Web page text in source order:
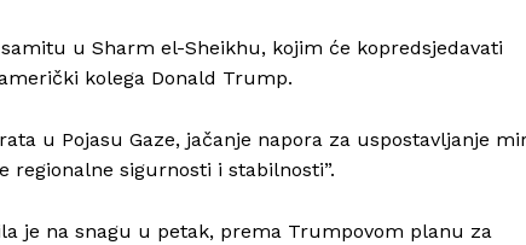
Impressum
u Sharm el-Sheikhu, kojim će kopredsjedavati
kolega Donald Trump.
u Pojasu Gaze, jačanje napora za uspostavljanje
regionalne sigurnosti i stabilnosti”.
je na snagu u petak, prema Trumpovom planu za